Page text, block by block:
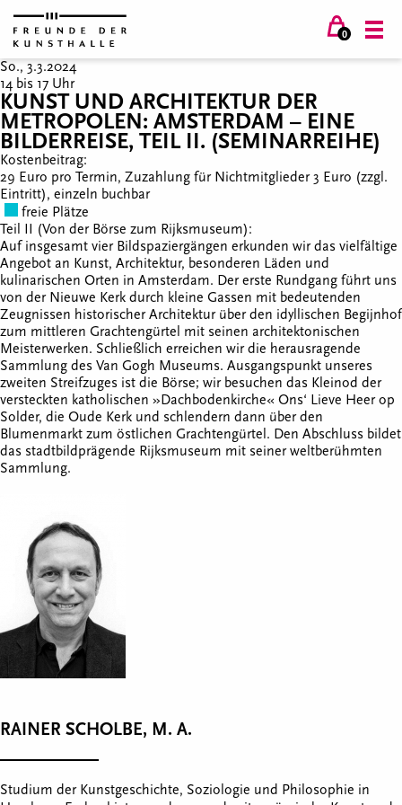
0
So., 3.3.2024
14 bis 17 Uhr
KUNST UND ARCHITEKTUR DER
METROPOLEN: AMSTERDAM – EINE
BILDERREISE, TEIL II. (SEMINARREIHE)
Kostenbeitrag:
29 Euro pro Termin, Zuzahlung für Nichtmitglieder 3 Euro (zzgl.
Eintritt), einzeln buchbar
freie Plätze
Teil II (Von der Börse zum Rijksmuseum):
Auf insgesamt vier Bildspaziergängen erkunden wir das vielfältige
Angebot an Kunst, Architektur, besonderen Läden und
kulinarischen Orten in Amsterdam. Der erste Rundgang führt uns
von der Nieuwe Kerk durch kleine Gassen mit bedeutenden
Zeugnissen historischer Architektur über den idyllischen Begijnhof
zum mittleren Grachtengürtel mit seinen architektonischen
Meisterwerken. Schließlich erreichen wir die herausragende
Sammlung des Van Gogh Museums. Ausgangspunkt unseres
zweiten Streifzuges ist die Börse; wir besuchen das Kleinod der
versteckten katholischen »Dachbodenkirche« Ons‘ Lieve Heer op
Solder, die Oude Kerk und schlendern dann über den
Blumenmarkt zum östlichen Grachtengürtel. Den Abschluss bildet
das stadtbildprägende Rijksmuseum mit seiner weltberühmten
Sammlung.
RAINER SCHOLBE, M. A.
Studium der Kunstgeschichte, Soziologie und Philosophie in